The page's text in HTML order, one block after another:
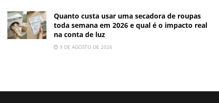
Quanto custa usar uma secadora de roupas
toda semana em 2026 e qual é o impacto real
na conta de luz
9 DE AGOSTO DE 2026